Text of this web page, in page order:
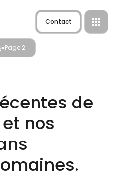
Contact
●Page 2
de
nos